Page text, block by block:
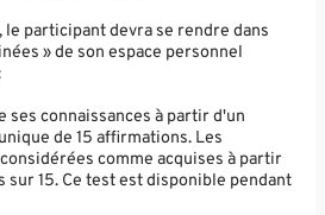
participant devra se rendre dans
» de son espace personnel
ses connaissances à partir d'un
de 15 affirmations. Les
comme acquises à partir
sur 15. Ce test est disponible pendant